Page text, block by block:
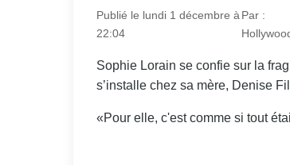
Publié le lundi 1 décembre à
22:04
Par :
Sophie Lorain se confie sur la
s’installe chez sa mère, Denise
«Pour elle, c'est comme si tout